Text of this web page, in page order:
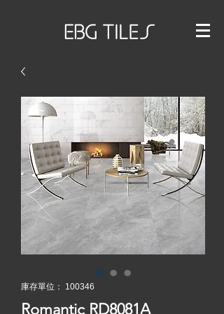
庫存單位： 100346
Romantic RD8081A